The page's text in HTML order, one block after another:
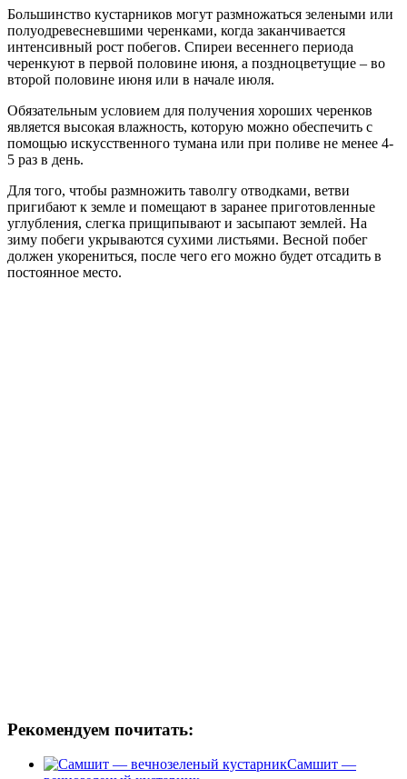
Большинство кустарников могут размножаться зелеными или
полуодревесневшими черенками, когда заканчивается
интенсивный рост побегов. Спиреи весеннего периода
черенкуют в первой половине июня, а поздноцветущие – во
второй половине июня или в начале июля.
Обязательным условием для получения хороших черенков
является высокая влажность, которую можно обеспечить с
помощью искусственного тумана или при поливе не менее 4-
5 раз в день.
Для того, чтобы размножить таволгу отводками, ветви
пригибают к земле и помещают в заранее приготовленные
углубления, слегка прищипывают и засыпают землей. На
зиму побеги укрываются сухими листьями. Весной побег
должен укорениться, после чего его можно будет отсадить в
постоянное место.
Рекомендуем почитать:
Самшит —